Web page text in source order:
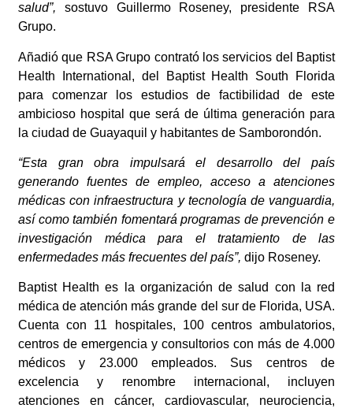
salud”, sostuvo Guillermo Roseney, presidente RSA
Grupo.
Añadió que RSA Grupo contrató los servicios del Baptist
Health International, del Baptist Health South Florida
para comenzar los estudios de factibilidad de este
ambicioso hospital que será de última generación para
la ciudad de Guayaquil y habitantes de Samborondón.
“Esta gran obra impulsará el desarrollo del país
generando fuentes de empleo, acceso a atenciones
médicas con infraestructura y tecnología de vanguardia,
así como también fomentará programas de prevención e
investigación médica para el tratamiento de las
enfermedades más frecuentes del país”, dijo Roseney.
Baptist Health es la organización de salud con la red
médica de atención más grande del sur de Florida, USA.
Cuenta con 11 hospitales, 100 centros ambulatorios,
centros de emergencia y consultorios con más de 4.000
médicos y 23.000 empleados. Sus centros de
excelencia y renombre internacional, incluyen
atenciones en cáncer, cardiovascular, neurociencia,